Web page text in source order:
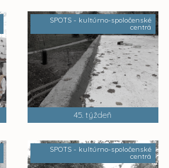
SPOTS - kultúrno-spoločenské
centrá
45. týždeň
SPOTS - kultúrno-spoločenské
centrá